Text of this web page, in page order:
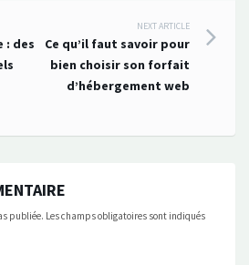
: des
NEXT ARTICLE
Ce qu’il faut savoir pour
bien choisir son forfait
d’hébergement web
publiée. Les champs obligatoires sont indiqués